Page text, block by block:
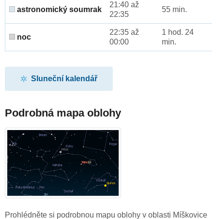
astronomický soumrak
21:40 až
22:35
55 min.
noc
22:35 až
00:00
1 hod. 24
min.
Sluneční kalendář
Podrobná mapa oblohy
Prohlédněte si podrobnou mapu oblohy v oblasti Míškovice